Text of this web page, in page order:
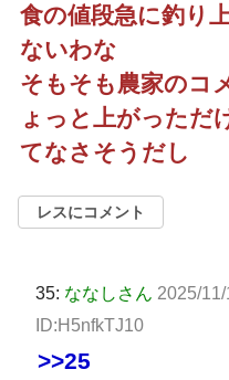
食の値段急に釣り
ないわな
そもそも農家のコ
ょっと上がっただ
てなさそうだし
レスにコメント
35: ななしさん 2025/
ID:H5nfkTJ10
>>25